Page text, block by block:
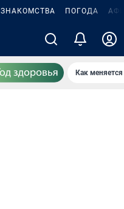
ЗНАКОМСТВА ПОГОДА
Как